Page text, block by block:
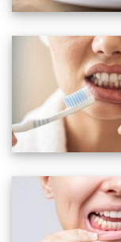
: un
sur son
: ce jus
l'attention